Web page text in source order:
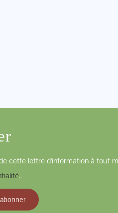
cette lettre d'information à tout
.